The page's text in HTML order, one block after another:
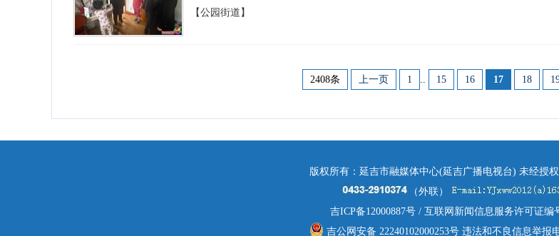
【公园街道】
2408条 上一页 1 .. 15 16 17 18
版权所有：延吉市融媒体中心(延吉广播电视台) 未经授
（外联）
吉ICP备12000887号/ 互联网新闻信息服务许可证编
吉公网安备 22240102000253号 违法和不良信息举报